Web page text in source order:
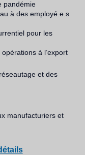
pandémie
à des employé.e.s
pour les
à l’export
et des
manufacturiers et